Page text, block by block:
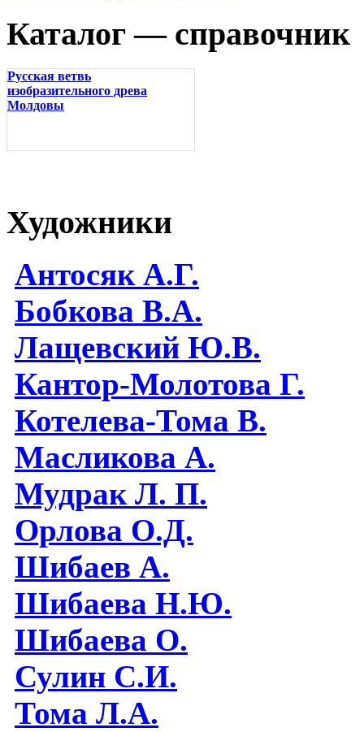
Каталог — справочник
Русская ветвь
изобразительного древа
Молдовы
Художники
Антосяк А.Г.
Бобкова В.А.
Лащевский Ю.В.
Кантор-Молотова Г.
Котелева-Тома В.
Масликова А.
Мудрак Л. П.
Орлова О.Д.
Шибаев А.
Шибаева Н.Ю.
Шибаева O.
Сулин С.И.
Тома Л.А.